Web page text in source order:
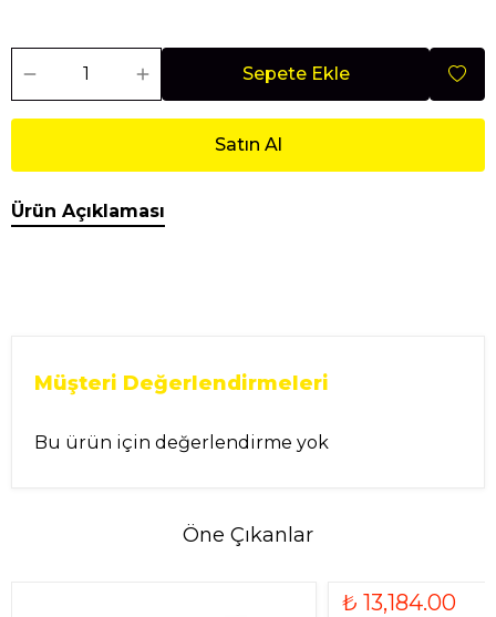
Sepete Ekle
Satın Al
Ürün Açıklaması
Müşteri Değerlendirmeleri
Bu ürün için değerlendirme yok
Öne Çıkanlar
₺ 13,184.00